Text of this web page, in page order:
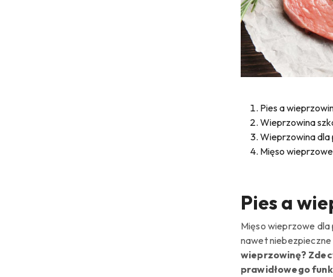
Pies a
Wieprzowina
Wieprzowina dla
Mięso
Pies a
Mięso wieprzowe
nawet
wieprzowinę?
prawidłowego